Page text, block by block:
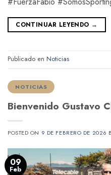
CONTINUAR LEYENDO →
Publicado en Noticias
NOTICIAS
Bienvenido Gustavo
POSTED ON 9 DE FEBRERO DE 2026
09
Feb